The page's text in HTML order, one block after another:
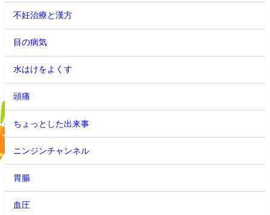
不妊治療と漢方
目の病気
水はけをよくす
頭痛
ちょっとした出来事
ニンジンチャンネル
胃腸
血圧